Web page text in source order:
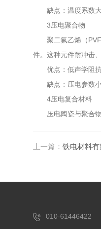
缺点：温度系数大
3压电聚合物
聚二氟乙烯（PVF2
件。这种元件耐冲击
优点：低声学阻抗
缺点：压电参数小
4压电复合材料
压电陶瓷与聚合物
上一篇：铁电材料
010-61446422